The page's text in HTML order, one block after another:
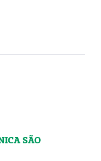
SÃO